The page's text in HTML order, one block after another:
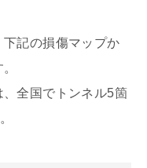
記の損傷マップか
全国でトンネル5箇